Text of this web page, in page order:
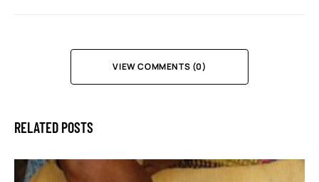
VIEW COMMENTS (0)
RELATED POSTS